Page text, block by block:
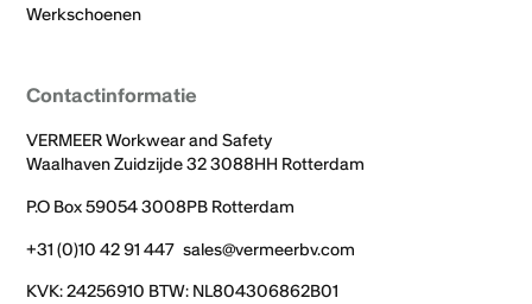
Werkschoenen
Contactinformatie
VERMEER Workwear and Safety
Waalhaven Zuidzijde 32 3088HH Rotterdam
P.O Box 59054 3008PB Rotterdam
+31 (0)10 42 91 447sales@vermeerbv.com
KVK: 24256910 BTW: NL804306862B01